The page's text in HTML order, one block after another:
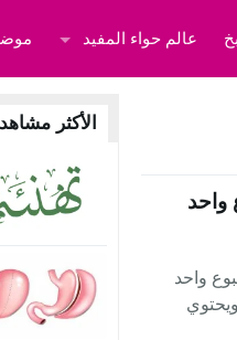
عالم حواء المفيد
كيلو في اسبوع واحد
الأكثر